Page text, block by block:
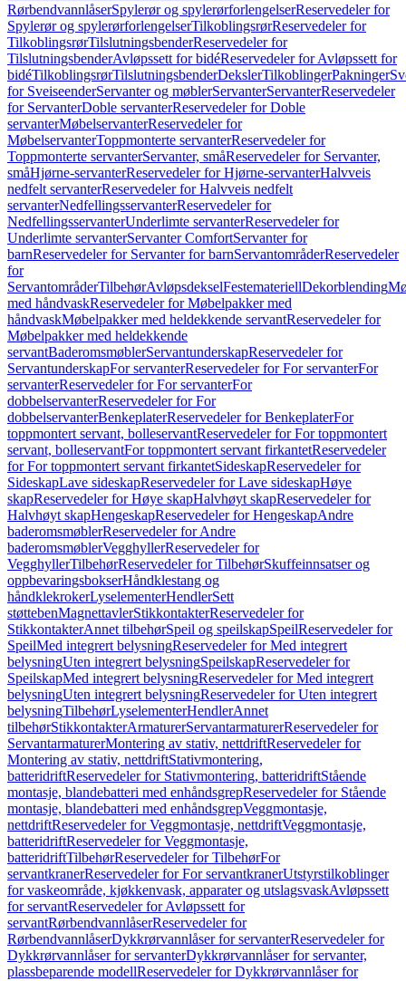
RørbendvannlåserSpylerør og spylerørforlengelserReservedeler for
Spylerør og spylerørforlengelserTilkoblingsrørReservedeler for
TilkoblingsrørTilslutningsbenderReservedeler for
TilslutningsbenderAvløpssett for bidéReservedeler for Avløpssett for
bidéTilkoblingsrørTilslutningsbenderDekslerTilkoblingerPakninger
for SveiseenderServanter og møblerServanterServanterReservedeler
for ServanterDoble servanterReservedeler for Doble
servanterMøbelservanterReservedeler for
MøbelservanterToppmonterte servanterReservedeler for
Toppmonterte servanterServanter, småReservedeler for Servanter,
småHjørne-servanterReservedeler for Hjørne-servanterHalvveis
nedfelt servanterReservedeler for Halvveis nedfelt
servanterNedfellingsservanterReservedeler for
NedfellingsservanterUnderlimte servanterReservedeler for
Underlimte servanterServanter ComfortServanter for
barnReservedeler for Servanter for barnServantområderReservedeler
for
ServantområderTilbehørAvløpsdekselFestemateriellDekorblending
med håndvaskReservedeler for Møbelpakker med
håndvaskMøbelpakker med heldekkende servantReservedeler for
Møbelpakker med heldekkende
servantBaderomsmøblerServantunderskapReservedeler for
ServantunderskapFor servanterReservedeler for For servanterFor
servanterReservedeler for For servanterFor
dobbelservanterReservedeler for For
dobbelservanterBenkeplaterReservedeler for BenkeplaterFor
toppmontert servant, bolleservantReservedeler for For toppmontert
servant, bolleservantFor toppmontert servant firkantetReservedeler
for For toppmontert servant firkantetSideskapReservedeler for
SideskapLave sideskapReservedeler for Lave sideskapHøye
skapReservedeler for Høye skapHalvhøyt skapReservedeler for
Halvhøyt skapHengeskapReservedeler for HengeskapAndre
baderomsmøblerReservedeler for Andre
baderomsmøblerVegghyllerReservedeler for
VegghyllerTilbehørReservedeler for TilbehørSkuffeinnsatser og
oppbevaringsbokserHåndklestang og
håndklekrokerLyselementerHendlerSett
støttebenMagnettavlerStikkontakterReservedeler for
StikkontakterAnnet tilbehørSpeil og speilskapSpeilReservedeler for
SpeilMed integrert belysningReservedeler for Med integrert
belysningUten integrert belysningSpeilskapReservedeler for
SpeilskapMed integrert belysningReservedeler for Med integrert
belysningUten integrert belysningReservedeler for Uten integrert
belysningTilbehørLyselementerHendlerAnnet
tilbehørStikkontakterArmaturerServantarmaturerReservedeler for
ServantarmaturerMontering av stativ, nettdriftReservedeler for
Montering av stativ, nettdriftStativmontering,
batteridriftReservedeler for Stativmontering, batteridriftStående
montasje, blandebatteri med enhåndsgrepReservedeler for Stående
montasje, blandebatteri med enhåndsgrepVeggmontasje,
nettdriftReservedeler for Veggmontasje, nettdriftVeggmontasje,
batteridriftReservedeler for Veggmontasje,
batteridriftTilbehørReservedeler for TilbehørFor
servantkranerReservedeler for For servantkranerUtstyrstilkoblinger
for vaskeområde, kjøkkenvask, apparater og utslagsvaskAvløpssett
for servantReservedeler for Avløpssett for
servantRørbendvannlåserReservedeler for
RørbendvannlåserDykkrørvannlåser for servanterReservedeler for
Dykkrørvannlåser for servanterDykkrørvannlåser for servanter,
plassbeparende modellReservedeler for Dykkrørvannlåser for